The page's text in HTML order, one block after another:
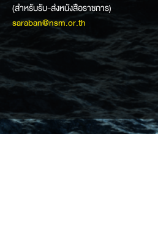
(สำหรับรับ-ส่งหนังสือราชการ)
saraban@nsm.or.th